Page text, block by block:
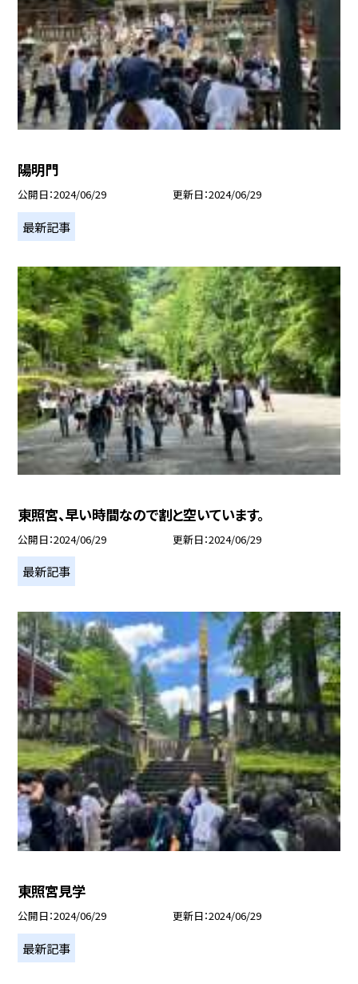
陽明門
公開日 2024/06/29 更新日 2024/06/29
最新記事
東照宮、早い時間なので割と空いています。
公開日 2024/06/29 更新日 2024/06/29
最新記事
東照宮見学
公開日 2024/06/29 更新日 2024/06/29
最新記事